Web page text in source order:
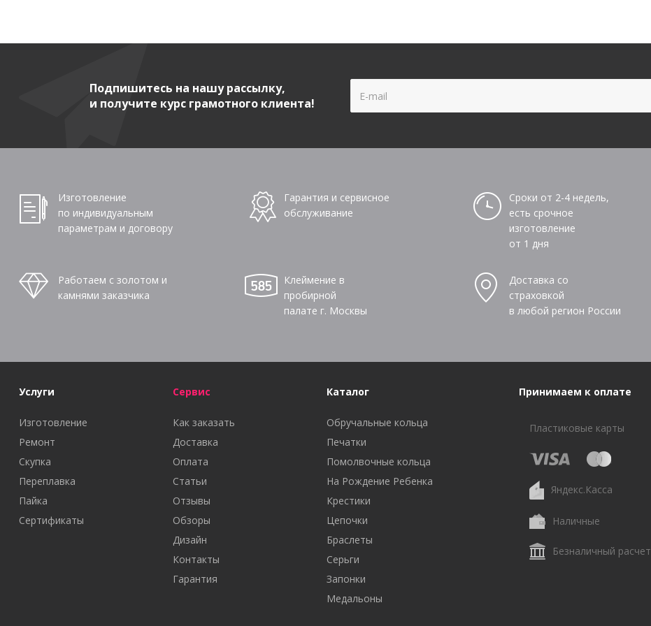
Подпишитесь на нашу рассылку,
и получите курс грамотного клиента!
Изготовление
по индивидуальным
параметрам и договору
Гарантия и сервисное
обслуживание
Сроки от 2-4 недель,
есть срочное
изготовление
от 1 дня
Работаем с золотом и
камнями заказчика
Клеймение в
пробирной
палате г. Москвы
Доставка со
страховкой
в любой регион России
Услуги
Изготовление
Ремонт
Скупка
Переплавка
Пайка
Сертификаты
Сервис
Как заказать
Доставка
Оплата
Статьи
Отзывы
Обзоры
Дизайн
Контакты
Гарантия
Каталог
Обручальные кольца
Печатки
Помолвочные кольца
На Рождение Ребенка
Крестики
Цепочки
Браслеты
Серьги
Запонки
Медальоны
Принимаем к оплате
Пластиковые карты
Яндекс.Касса
Наличные
Безналичный расчет